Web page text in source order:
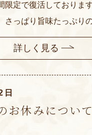
限定で復活しておりま
さっぱり旨味たっぷり
詳しく見る
お休みについて